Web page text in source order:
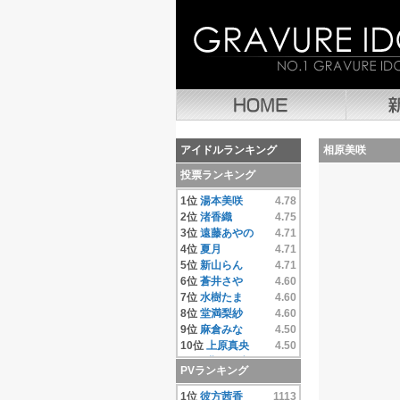
相原美咲
アイドルランキング
投票ランキング
1位 湯本美咲
4.78
2位 渚香織
4.75
3位 遠藤あやの
4.71
4位 夏月
4.71
5位 新山らん
4.71
6位 蒼井さや
4.60
7位 水樹たま
4.60
8位 堂満梨紗
4.60
9位 麻倉みな
4.50
10位 上原真央
4.50
11位豊田果歩
4.50
12位 小池唯
13位彼方茜香 4.40
PVランキング
1位 彼方茜香 1113